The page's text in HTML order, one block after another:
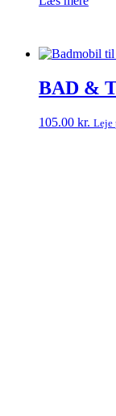
BAD &
105.00 kr. Leje